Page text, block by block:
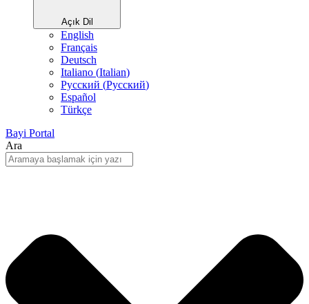
Açık Dil
English
Français
Deutsch
Italiano (Italian)
Русский (Pусский)
Español
Türkçe
Bayi Portal
Ara